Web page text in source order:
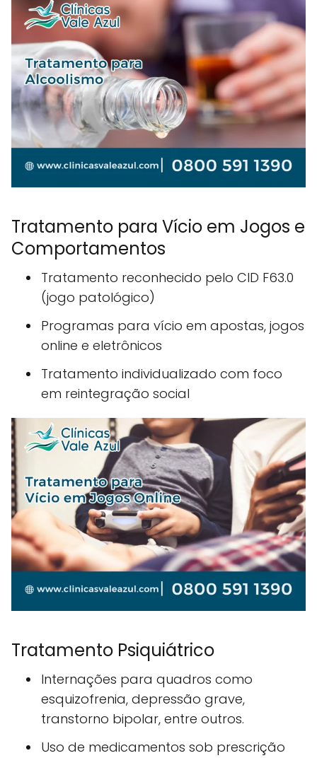
Tratamento para Vício em Jogos e
Comportamentos
Tratamento reconhecido pelo CID F63.0
(jogo patológico)
Programas para vício em apostas, jogos
online e eletrônicos
Tratamento individualizado com foco
em reintegração social
Tratamento Psiquiátrico
Internações para quadros como
esquizofrenia, depressão grave,
transtorno bipolar, entre outros.
Uso de medicamentos sob prescrição